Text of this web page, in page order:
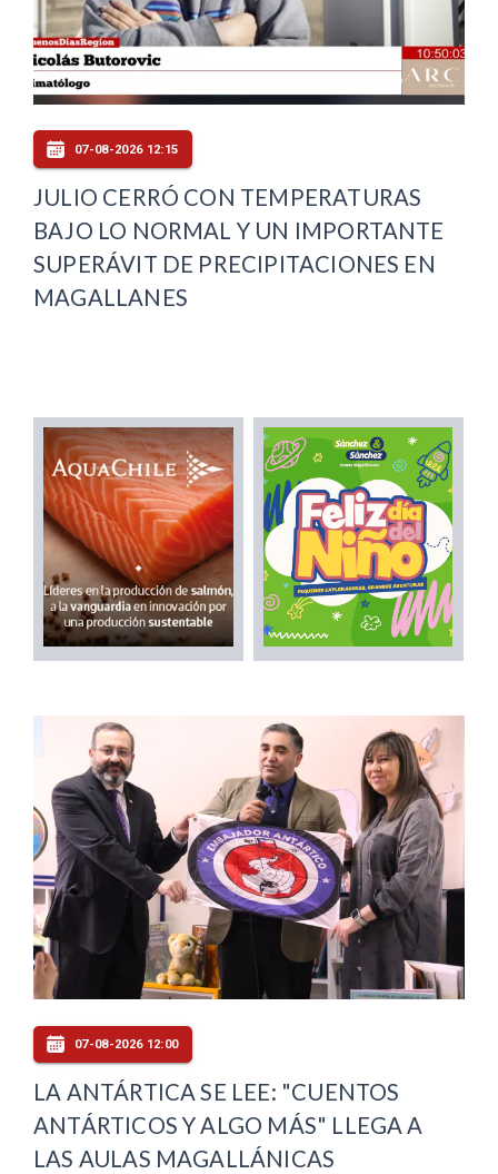
07-08-2026 12:15
JULIO CERRÓ CON TEMPERATURAS
BAJO LO NORMAL Y UN IMPORTANTE
SUPERÁVIT DE PRECIPITACIONES EN
MAGALLANES
07-08-2026 12:00
LA ANTÁRTICA SE LEE: "CUENTOS
ANTÁRTICOS Y ALGO MÁS" LLEGA A
LAS AULAS MAGALLÁNICAS